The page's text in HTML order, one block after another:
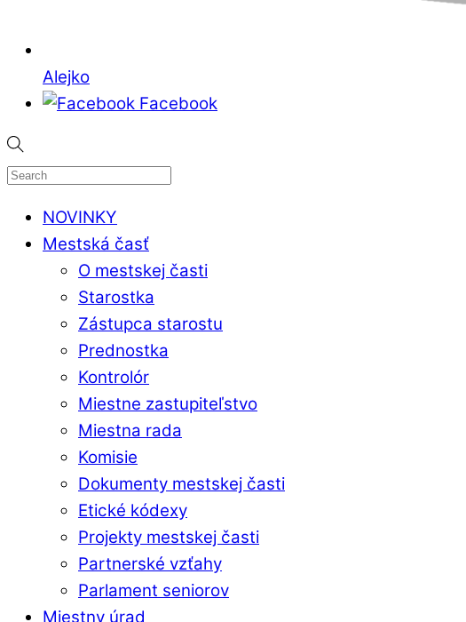
Alejko
Facebook
NOVINKY
Mestská časť
O mestskej časti
Starostka
Zástupca starostu
Prednostka
Kontrolór
Miestne zastupiteľstvo
Miestna rada
Komisie
Dokumenty mestskej časti
Etické kódexy
Projekty mestskej časti
Partnerské vzťahy
Parlament seniorov
Miestny úrad